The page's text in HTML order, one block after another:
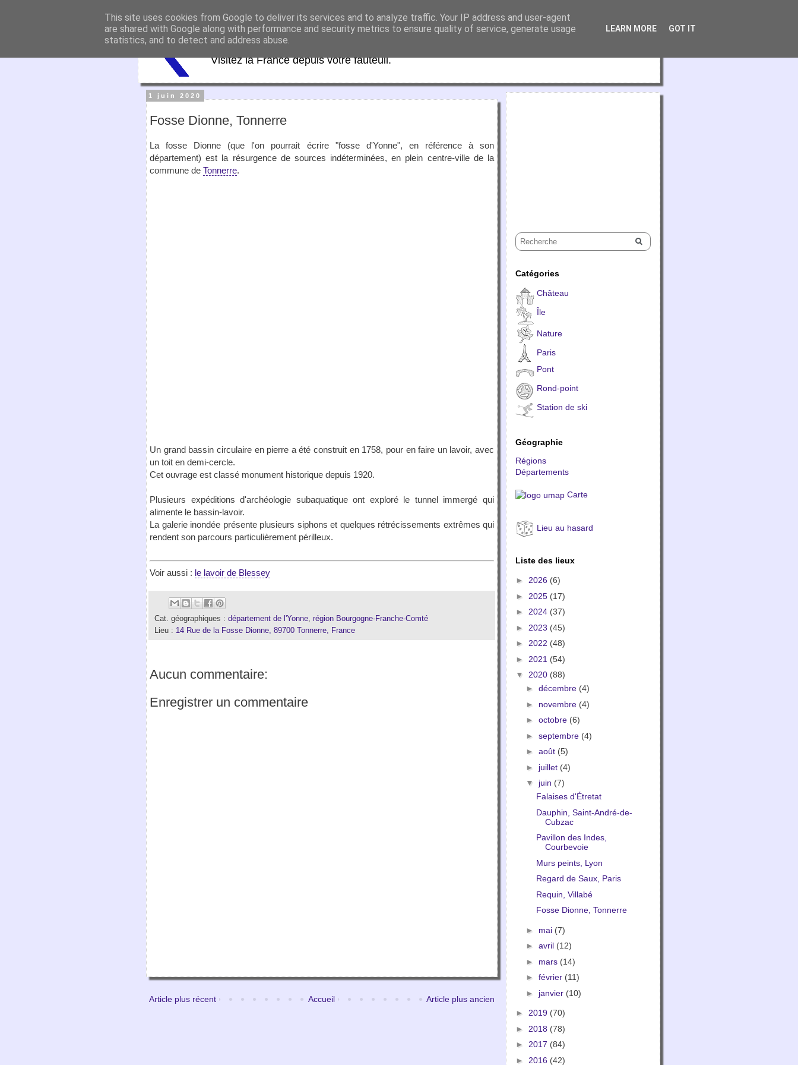
VirtuaFrance
Visitez la France depuis votre fauteuil.
1 juin 2020
Fosse Dionne, Tonnerre
La fosse Dionne (que l'on pourrait écrire "fosse d'Yonne", en référence à son
département) est la résurgence de sources indéterminées, en plein centre-ville de la
commune de Tonnerre.
Un grand bassin circulaire en pierre a été construit en 1758, pour en faire un lavoir, avec
un toit en demi-cercle.
Cet ouvrage est classé monument historique depuis 1920.
Plusieurs expéditions d'archéologie subaquatique ont exploré le tunnel immergé qui
alimente le bassin-lavoir.
La galerie inondée présente plusieurs siphons et quelques rétrécissements extrêmes qui
rendent son parcours particulièrement périlleux.
Voir aussi : le lavoir de Blessey
Cat. géographiques : département de l'Yonne, région Bourgogne-Franche-Comté
Lieu : 14 Rue de la Fosse Dionne, 89700 Tonnerre, France
Aucun commentaire:
Enregistrer un commentaire
Article plus récent Article plus ancien
Accueil
Catégories
Château
Île
Nature
Paris
Pont
Rond-point
Station de ski
Géographie
Régions
Départements
Carte
Lieu au hasard
Liste des lieux
► 2026 (6)
► 2025 (17)
► 2024 (37)
► 2023 (45)
► 2022 (48)
► 2021 (54)
▼ 2020 (88)
► décembre (4)
► novembre (4)
► octobre (6)
► septembre (4)
► août (5)
► juillet (4)
▼ juin (7)
Falaises d'Étretat
Dauphin, Saint-André-de-
Cubzac
Pavillon des Indes,
Courbevoie
Murs peints, Lyon
Regard de Saux, Paris
Requin, Villabé
Fosse Dionne, Tonnerre
► mai (7)
► avril (12)
► mars (14)
► février (11)
► janvier (10)
► 2019 (70)
► 2018 (78)
► 2017 (84)
► 2016 (42)
This site uses cookies from Google to deliver its services and to analyze traffic. Your IP address and user-agent
are shared with Google along with performance and security metrics to ensure quality of service, generate usage
statistics, and to detect and address abuse.
LEARN MORE GOT IT